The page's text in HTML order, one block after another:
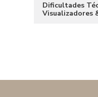
Dificultades
Visualizadores